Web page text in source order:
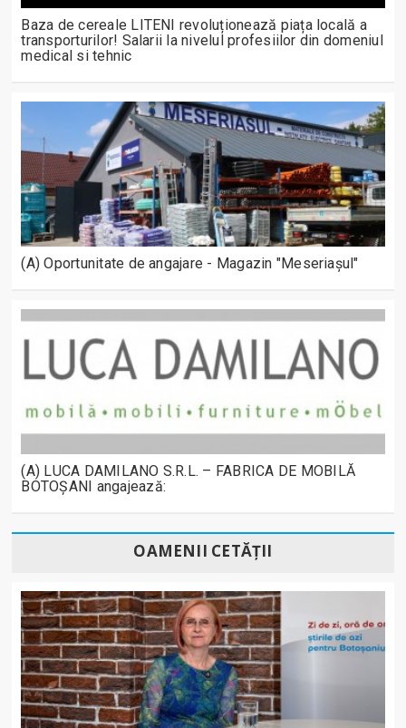
Baza de cereale LITENI revoluționează piața locală a
transporturilor! Salarii la nivelul profesiilor din domeniul
medical si tehnic
(A) Oportunitate de angajare - Magazin "Meseriașul"
(A) LUCA DAMILANO S.R.L. – FABRICA DE MOBILĂ
BOTOȘANI angajează:
OAMENII CETĂȚII